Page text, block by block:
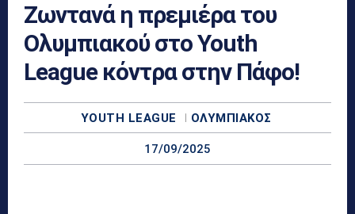
Ζωντανά η πρεμιέρα του
Ολυμπιακού στο Youth
League κόντρα στην Πάφο!
YOUTH LEAGUE ΟΛΥΜΠΙΑΚΌΣ
17/09/2025